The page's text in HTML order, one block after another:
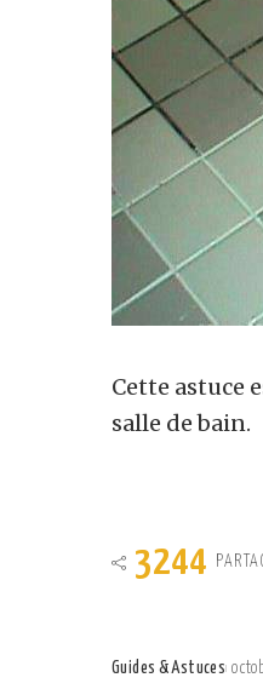
Cette astuce
salle de bain.
3244
Guides & Astuces